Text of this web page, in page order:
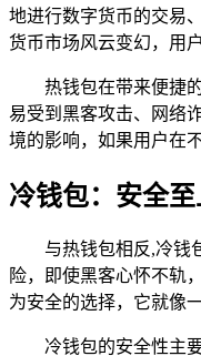
地进行数字货币的交易
货币市场风云变幻，用
热钱包在带来便捷
易受到黑客攻击、网络
境的影响，如果用户在
冷钱包：安全
与热钱包相反,冷钱
险，即使黑客心怀不轨
为安全的选择，它就像
冷钱包的安全性主